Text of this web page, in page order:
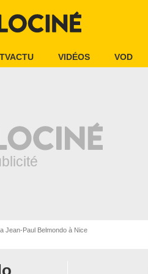
TVACTU VIDÉOS VOD
Jean-Paul Belmondo à Nice